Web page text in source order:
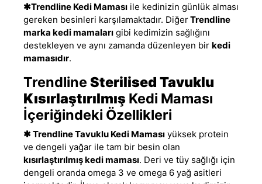
✱Trendline Kedi Maması ile kedinizin günlük alması
gereken besinleri karşılamaktadır. DiğerTrendline
marka kedi mamaları gibi kedimizin sağlığını
destekleyen ve aynı zamanda düzenleyen bir kedi
mamasıdır.
Trendline Sterilised Tavuklu
Kısırlaştırılmış Kedi Maması
İçeriğindeki Özellikleri
✱TrendlineTavuklu Kedi Maması yüksek protein
ve dengeli yağar ile tam bir besin olan
kısırlaştırılmış kedi maması. Deri ve tüy sağlığı için
dengeli oranda omega 3 ve omega 6 yağ asitleri